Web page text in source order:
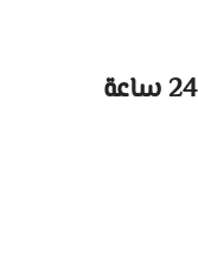
يمنح الطلاب درجة البكالوريوس في الاقتصاد والتمويل بعد إتمام برنامج مدته 4 سنوات،240 ساعة